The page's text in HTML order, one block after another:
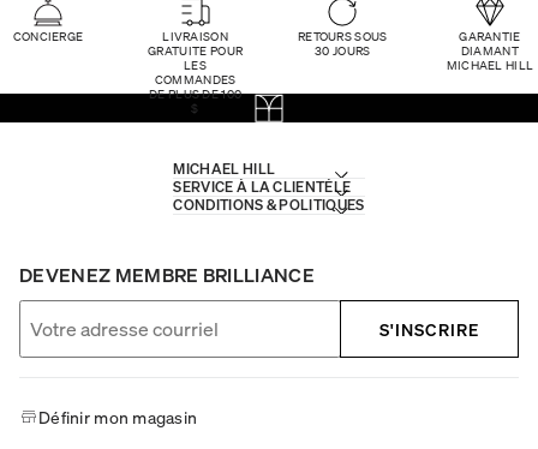
CONCIERGE
LIVRAISON
GRATUITE POUR
LES
COMMANDES
DE PLUS DE 100
$
RETOURS SOUS
30 JOURS
GARANTIE
DIAMANT
MICHAEL HILL
MICHAEL HILL
SERVICE À LA CLIENTÈLE
CONDITIONS & POLITIQUES
DEVENEZ MEMBRE BRILLIANCE
S'INSCRIRE
Définir mon magasin